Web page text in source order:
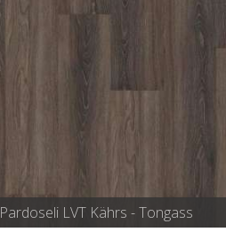
Pardoseli LVT Kährs - Tongass